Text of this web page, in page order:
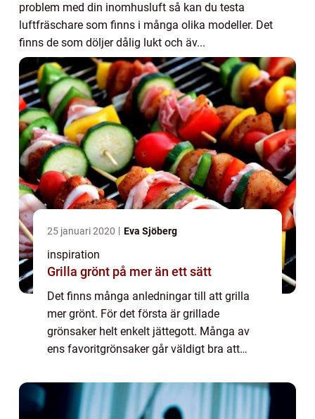
problem med din inomhusluft så kan du testa
luftfräschare som finns i många olika modeller. Det
finns de som döljer dålig lukt och äv...
25 januari 2020 Eva Sjöberg
inspiration
Grilla grönt på mer än ett sätt
Det finns många anledningar till att grilla
mer grönt. För det första är grillade
grönsaker helt enkelt jättegott. Många av
ens favoritgrönsaker går väldigt bra att